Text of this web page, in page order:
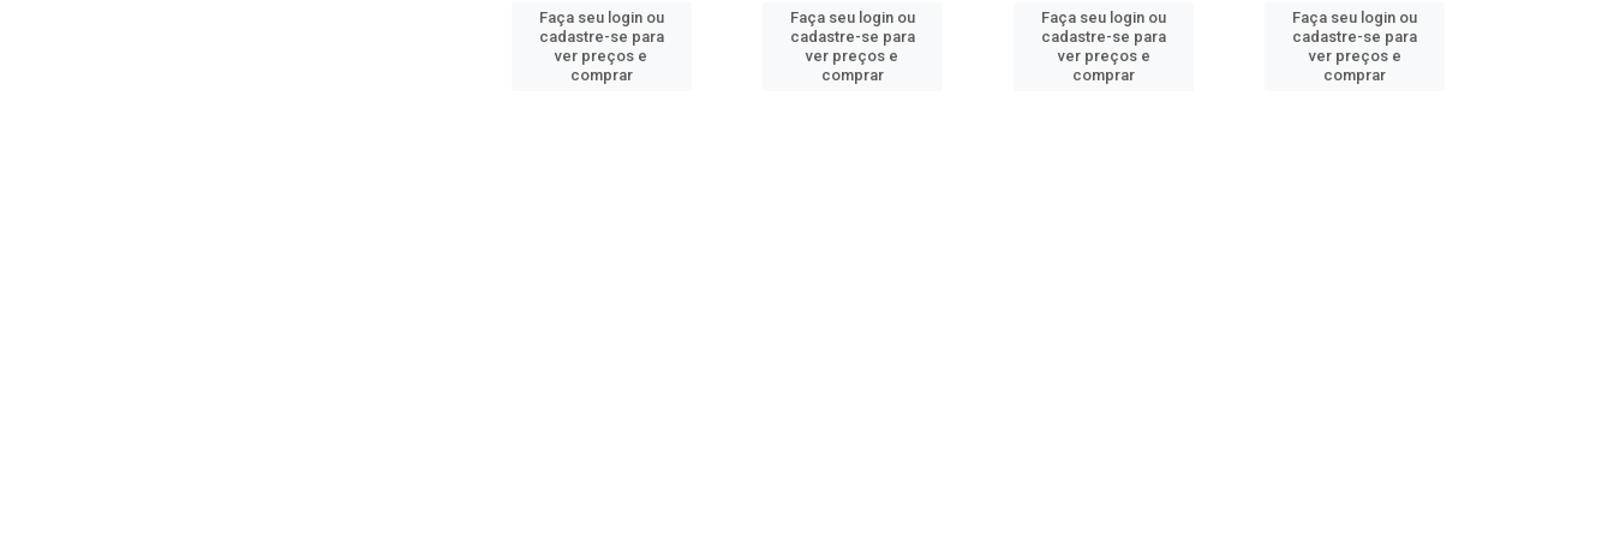
Faça seu login ou
cadastre-se para
ver preços e
comprar
Faça seu login ou
cadastre-se para
ver preços e
comprar
Faça seu login ou
cadastre-se para
ver preços e
comprar
Faça seu login ou
cadastre-se para
ver preços e
comprar